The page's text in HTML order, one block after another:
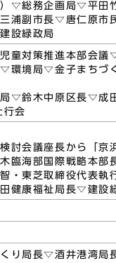
▽総務企画局▽平田
浦副市長▽唐仁原
設緑政局
童対策推進本部会
環境局▽金子まち
▽鈴木中原区長▽成
行会
討会議座長から「京
海部国際戦略本部
東芝取締役代表
健康福祉局長▽建設
り局長▽酒井港湾